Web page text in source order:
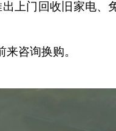
上门回收旧家电、
咨询换购。